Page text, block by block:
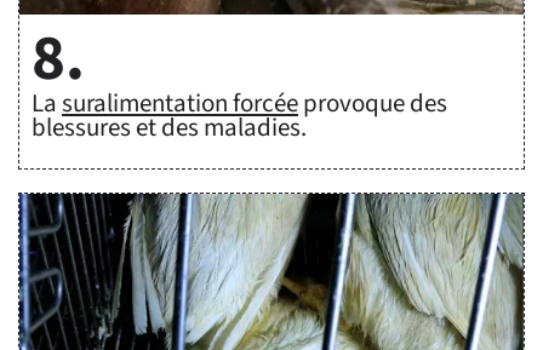
8.
La suralimentation forcéeprovoque des
blessures et des maladies.